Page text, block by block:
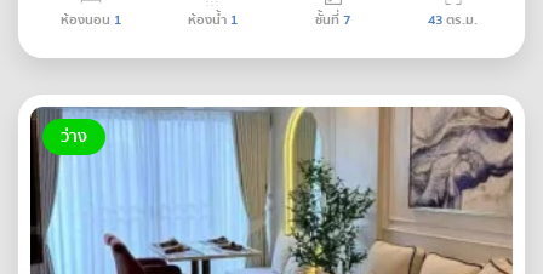
ห้องนอน 1 ห้องน้ำ 1 ชั้นที่7 43ตร.ม.
ว่าง